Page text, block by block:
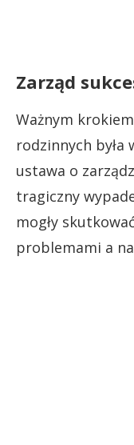
Zarząd
Ważnym
rodzinnych była
ustawa o
tragiczny
mogły
problemami a